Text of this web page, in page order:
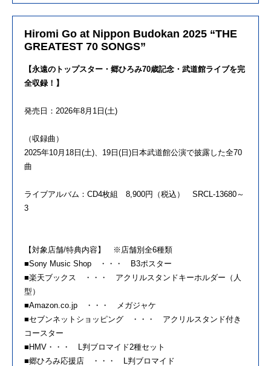
Hiromi Go at Nippon Budokan 2025 “THE
GREATEST 70 SONGS”
【永遠のトップスター・郷ひろみ70歳記念・武道館ライブを完
全収録！】
発売日：2026年8月1日(土)
（収録曲）
2025年10月18日(土)、19日(日)日本武道館公演で披露した全70
曲
ライブアルバム：CD4枚組 8,900円（税込） SRCL-13680～
3
【対象店舗/特典内容】 ※店舗別全6種類
■Sony Music Shop ・・・ B3ポスター
■楽天ブックス ・・・ アクリルスタンドキーホルダー（人
型）
■Amazon.co.jp ・・・ メガジャケ
■セブンネットショッピング ・・・ アクリルスタンド付き
コースター
■HMV・・・ L判ブロマイド2種セット
■郷ひろみ応援店 ・・・ L判ブロマイド